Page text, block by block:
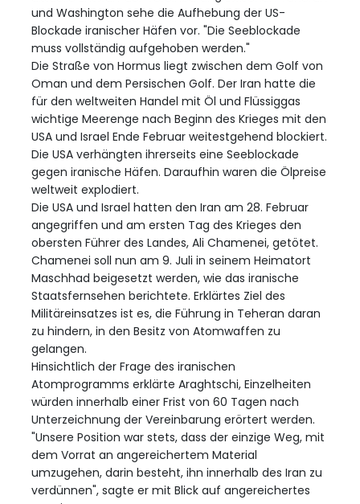
und Washington sehe die Aufhebung der US-
Blockade iranischer Häfen vor. "Die Seeblockade
muss vollständig aufgehoben werden."
Die Straße von Hormus liegt zwischen dem Golf von
Oman und dem Persischen Golf. Der Iran hatte die
für den weltweiten Handel mit Öl und Flüssiggas
wichtige Meerenge nach Beginn des Krieges mit den
USA und Israel Ende Februar weitestgehend blockiert.
Die USA verhängten ihrerseits eine Seeblockade
gegen iranische Häfen. Daraufhin waren die Ölpreise
weltweit explodiert.
Die USA und Israel hatten den Iran am 28. Februar
angegriffen und am ersten Tag des Krieges den
obersten Führer des Landes, Ali Chamenei, getötet.
Chamenei soll nun am 9. Juli in seinem Heimatort
Maschhad beigesetzt werden, wie das iranische
Staatsfernsehen berichtete. Erklärtes Ziel des
Militäreinsatzes ist es, die Führung in Teheran daran
zu hindern, in den Besitz von Atomwaffen zu
gelangen.
Hinsichtlich der Frage des iranischen
Atomprogramms erklärte Araghtschi, Einzelheiten
würden innerhalb einer Frist von 60 Tagen nach
Unterzeichnung der Vereinbarung erörtert werden.
"Unsere Position war stets, dass der einzige Weg, mit
dem Vorrat an angereichertem Material
umzugehen, darin besteht, ihn innerhalb des Iran zu
verdünnen", sagte er mit Blick auf angereichertes